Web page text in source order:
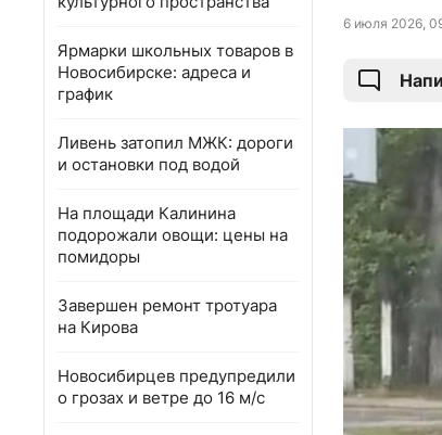
Ярмарки школьных товаров в
Новосибирске: адреса и
график
Ливень затопил МЖК: дороги
и остановки под водой
На площади Калинина
подорожали овощи: цены на
помидоры
Завершен ремонт тротуара
на Кирова
Новосибирцев предупредили
о грозах и ветре до 16 м/с
6 июля 2026,